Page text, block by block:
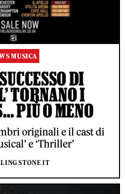
MUSICA
DI
TORNANO I
PIÙ O MENO
originali e il cast di
e ‘Thriller’
STONE IT